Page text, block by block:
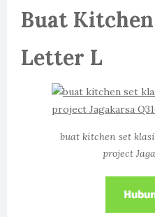
Buat
Letter L
buat kitchen set
project